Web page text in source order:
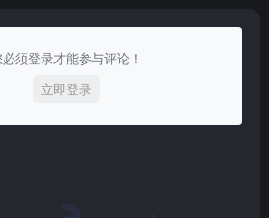
须登录才能参与评论！
立即登录